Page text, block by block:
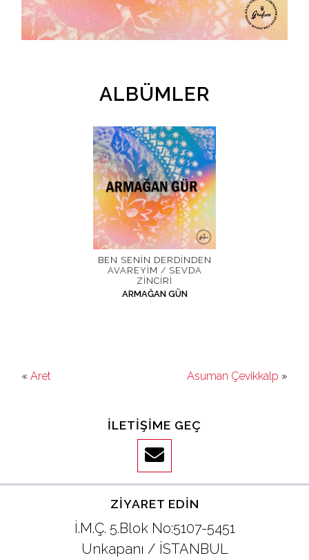
en
ALBÜMLER
BEN SENIN DERDINDEN
AVAREYIM / SEVDA
ZINCIRI
ARMAĞAN GÜN
« Aret Asuman Çevikkalp »
İLETIŞIME GEÇ
ZIYARET EDIN
İ.M.Ç. 5.Blok No:5107-5451
Unkapanı / İSTANBUL